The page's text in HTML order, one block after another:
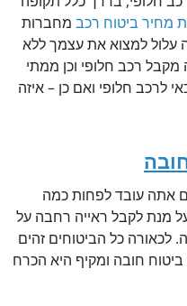
מחיר ביטוח רכבמחברות
עלול למצוא את עצמך ללא
רכב חלופי וכן ממתי
לרכב חלופי ואם כן – איזה
אתה עובד לפחות כמה
מנת לקבל ראייה רחבה על
לכאורה כל הביטוחים זהים
חובה ומקיף היא הכרח